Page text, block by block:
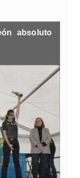
absoluto